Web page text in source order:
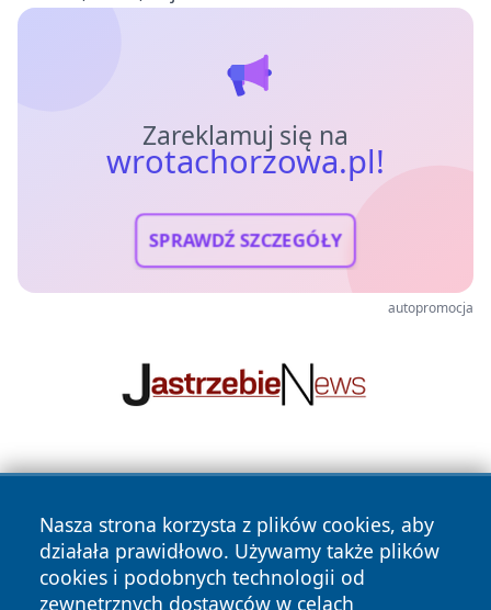
Zareklamuj się na
wrotachorzowa.pl!
SPRAWDŹ SZCZEGÓŁY
autopromocja
Nasza strona korzysta z plików cookies, aby
działała prawidłowo. Używamy także plików
cookies i podobnych technologii od
zewnętrznych dostawców w celach